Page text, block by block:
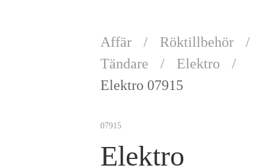
Аffär
Röktillbehör
Tändare
Elektro
Elektro 07915
07915
Elektro